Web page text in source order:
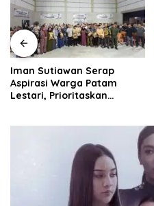
Iman Sutiawan Serap
Aspirasi Warga Patam
Lestari, Prioritaskan